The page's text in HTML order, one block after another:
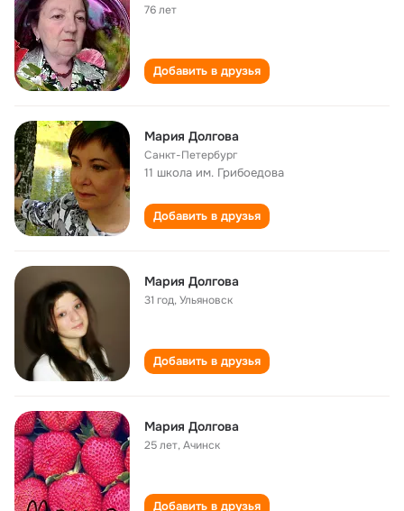
76 лет
Добавить в друзья
Мария Долгова
Санкт-Петербург
11 школа им. Грибоедова
Добавить в друзья
Мария Долгова
31 год,Ульяновск
Добавить в друзья
Мария Долгова
25 лет,Ачинск
Добавить в друзья